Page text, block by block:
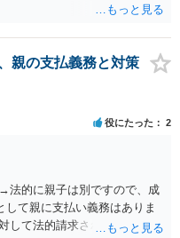
依頼意思の確認方法等を検討
親の支払義務と対策
役にたった 2
的に親子は別ですので、成
して親に支払い義務はありま
して法的請求される可能性は